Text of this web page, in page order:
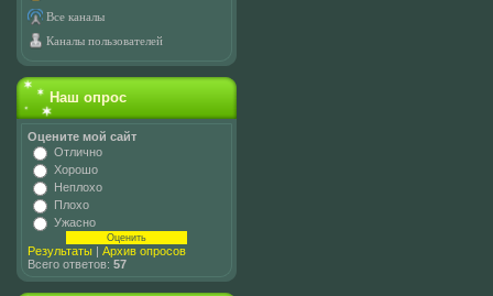
Все каналы
Каналы пользователей
Наш опрос
Оцените мой сайт
Отлично
Хорошо
Неплохо
Плохо
Ужасно
Результаты | Архив опросов
Всего ответов: 57